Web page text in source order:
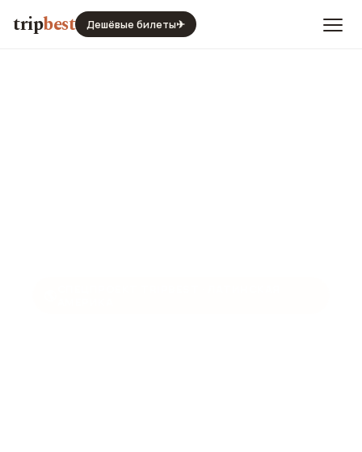
tripbest Дешёвые билеты✈